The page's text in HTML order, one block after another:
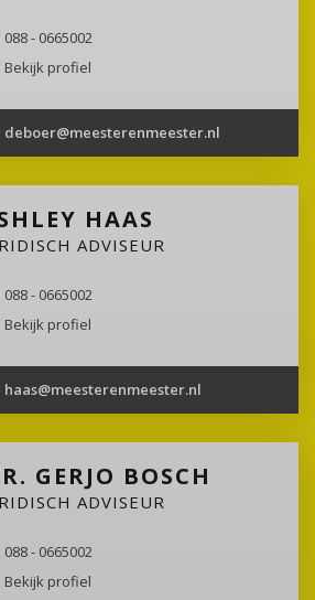
088 - 0665002
Bekijk profiel
deboer@meesterenmeester.nl
HAAS
ADVISEUR
088 - 0665002
Bekijk profiel
haas@meesterenmeester.nl
GERJO BOSCH
ADVISEUR
088 - 0665002
Bekijk profiel